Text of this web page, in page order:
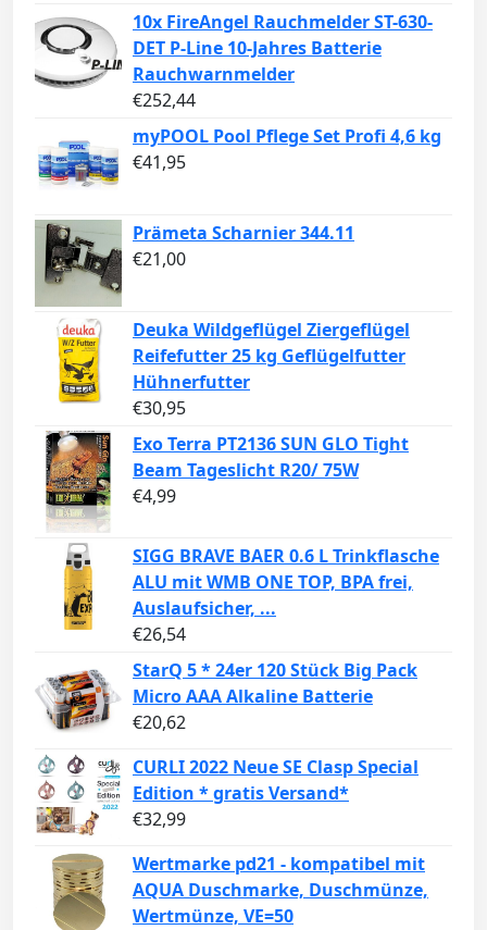
10x FireAngel Rauchmelder ST-630-
DET P-Line 10-Jahres Batterie
Rauchwarnmelder
€252,44
myPOOL Pool Pflege Set Profi 4,6 kg
€41,95
Prämeta Scharnier 344.11
€21,00
Deuka Wildgeflügel Ziergeflügel
Reifefutter 25 kg Geflügelfutter
Hühnerfutter
€30,95
Exo Terra PT2136 SUN GLO Tight
Beam Tageslicht R20/ 75W
€4,99
SIGG BRAVE BAER 0.6 L Trinkflasche
ALU mit WMB ONE TOP, BPA frei,
Auslaufsicher, ...
€26,54
StarQ 5 * 24er 120 Stück Big Pack
Micro AAA Alkaline Batterie
€20,62
CURLI 2022 Neue SE Clasp Special
Edition * gratis Versand*
€32,99
Wertmarke pd21 - kompatibel mit
AQUA Duschmarke, Duschmünze,
Wertmünze, VE=50